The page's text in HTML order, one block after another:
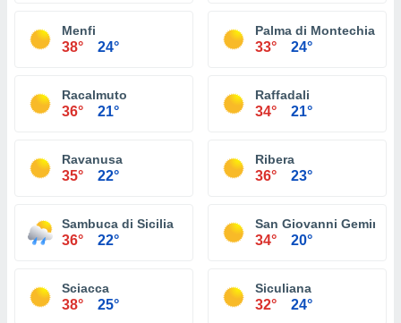
Menfi
38° 24°
Palma di Montechiaro
33° 24°
Racalmuto
36° 21°
Raffadali
34° 21°
Ravanusa
35° 22°
Ribera
36° 23°
Sambuca di Sicilia
36° 22°
San Giovanni Gemini
34° 20°
Sciacca
38° 25°
Siculiana
32° 24°